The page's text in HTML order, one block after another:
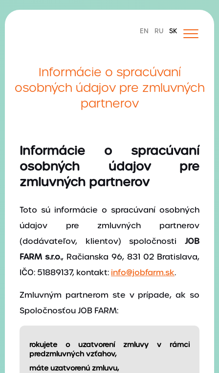
TALENT | Recruitment & Executive Search
CULTURE | Firemná kultúra, eventy & teambuildingy
VOICE | Social Media & Employer Branding
Hľadám zamestnanca
Ponuka práce
Kontakt
EN RU SK
Informácie o spracúvaní
osobných údajov pre zmluvných
partnerov
Informácie o spracúvaní
osobných údajov pre
zmluvných partnerov
Toto sú informácie o spracúvaní osobných
údajov pre zmluvných partnerov
(dodávateľov, klientov) spoločnosti JOB
FARM s.r.o., Račianska 96, 831 02 Bratislava,
IČO: 51889137, kontakt: info@jobfarm.sk.
Zmluvným partnerom ste v prípade, ak so
Spoločnosťou JOB FARM:
rokujete o uzatvorení zmluvy v rámci
predzmluvných vzťahov,
máte uzatvorenú zmluvu,